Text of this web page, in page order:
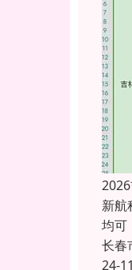
新航
均可
长春
24-